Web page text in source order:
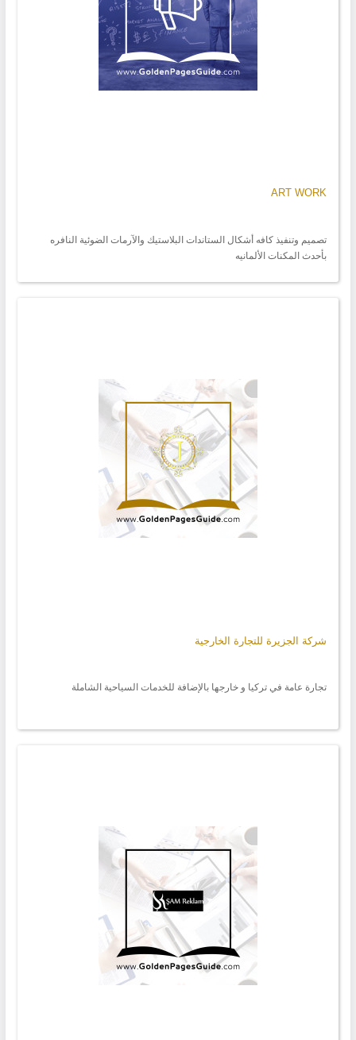
ART WORK
تصميم وتنفيذ كافه أشكال الستاندات البلاستيك والآرمات الضوئية النافره
بأحدث المكنات الألمانيه
شركة الجزيرة للتجارة الخارجية
تجارة عامة في تركيا و خارجها بالإضافة للخدمات السياحية الشاملة